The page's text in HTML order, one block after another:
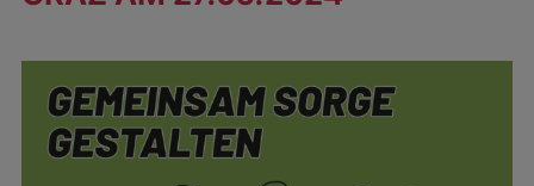
grösseres
Bild